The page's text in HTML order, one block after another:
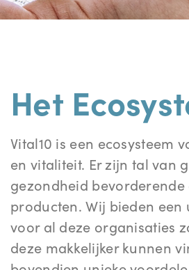
Het
Vital10 is een ecosysteem
en vitaliteit. Er zijn tal van
gezondheid bevorderende
producten. Wij bieden
voor al deze organisaties
deze makkelijker kunnen